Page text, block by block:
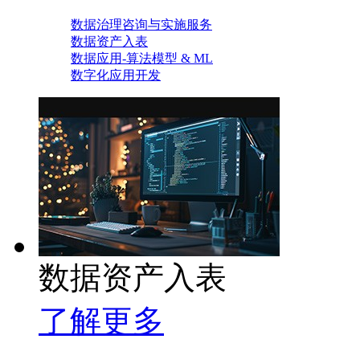
数据治理咨询与实施服务
数据资产入表
数据应用-算法模型 & ML
数字化应用开发
数据资产入表
了解更多